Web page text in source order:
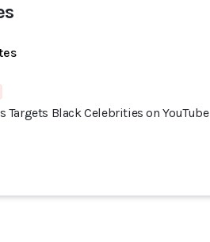
Targets Black Celebrities on YouTube